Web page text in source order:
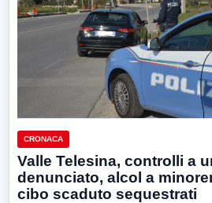
CRONACA
Valle Telesina, controlli a
denunciato, alcol a
cibo scaduto sequestrati